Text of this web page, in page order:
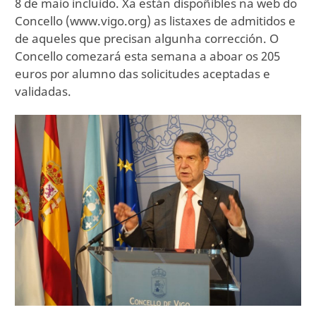
Concello (www.vigo.org) as listaxes de admitidos e
de aqueles que precisan algunha corrección. O
Concello comezará esta semana a aboar os 205
euros por alumno das solicitudes aceptadas e
validadas.